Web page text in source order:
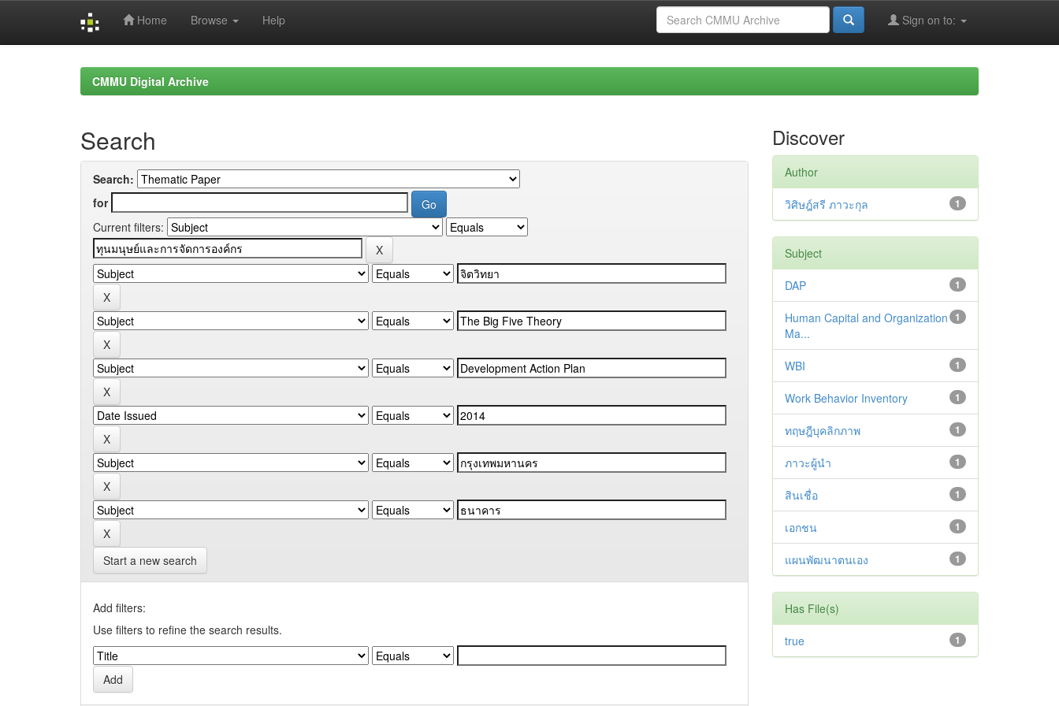
Home Browse Help Sign on to:
CMMU Digital Archive
Search
Search:
for
Current filters:
Start a new search
Add filters:
Use filters to refine the search results.
Discover
Author
1
วิศิษฎ์สรี ภาวะกุล
Subject
1
DAP
1
Human Capital and Organization
Ma...
1
WBI
1
Work Behavior Inventory
1
ทฤษฎีบุคลิกภาพ
1
ภาวะผู้นำ
1
สินเชื่อ
1
เอกชน
1
แผนพัฒนาตนเอง
Has File(s)
1
true